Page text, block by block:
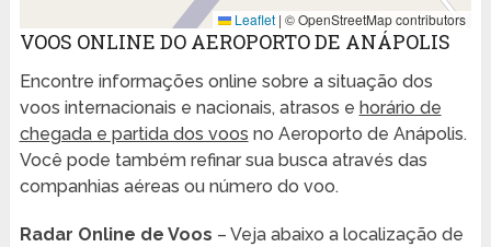
Leaflet | © OpenStreetMap contributors
VOOS ONLINE DO AEROPORTO DE ANÁPOLIS
Encontre informações online sobre a situação dos
voos internacionais e nacionais, atrasos e horário de
chegada e partida dos voos no Aeroporto de Anápolis.
Você pode também refinar sua busca através das
companhias aéreas ou número do voo.
Radar Online de Voos – Veja abaixo a localização de